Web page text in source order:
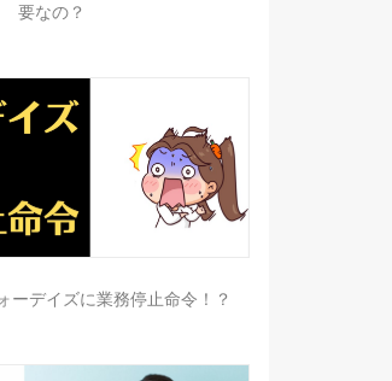
要なの？
ーデイズに業務停止命令！？